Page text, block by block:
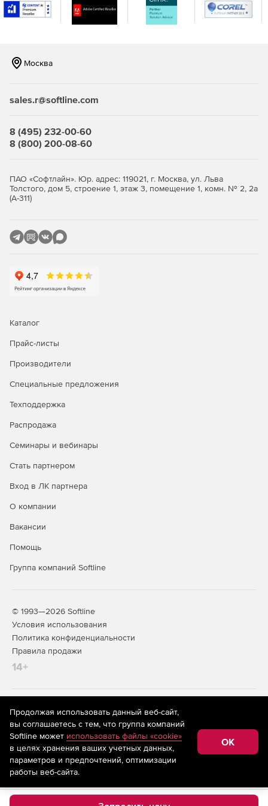
процесса составления документации,
предполагающего ручную работу человека
и большие объемы переделывания с целью
Москва
sales.r@softline.com
8 (495) 232-00-60
8 (800) 200-08-60
ПАО «Софтлайн». Юр. адрес: 119021, г. Москва, ул. Льва
Толстого, дом 5, строение 1, этаж 3, помещение 1, комн. № 2, 2а
(А-311)
Каталог
Прайс-листы
Производители
Специальные предложения
Техподдержка
Распродажа
Семинары и вебинары
Стать партнером
Вход в ЛК партнера
О компании
Вакансии
Помощь
Группа компаний Softline
© 1993—2026 Softline
Условия использования
Политика конфиденциальности
Правила продажи
14+
На информационном ресурсе store.softline.ru применяются
рекомендательные технологии
(информационные технологии
предоставления информации на основе сбора,
систематизации и анализа сведений, относящихся к
предпочтениям пользователей сети «Интернет»,
находящихся на территории Российской Федерации)
Продолжая использовать данный веб-сайт,
вы соглашаетесь с тем, что группа компаний
Softline может использовать файлы «cookie»
в целях хранения ваших учетных данных,
параметров и предпочтений, оптимизации
работы веб-сайта.
OK